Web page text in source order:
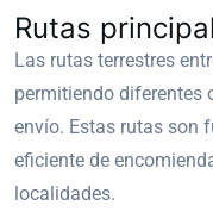
Rutas
Las rutas terrestres
permitiendo diferentes
envío. Estas rutas son
eficiente de
localidades.